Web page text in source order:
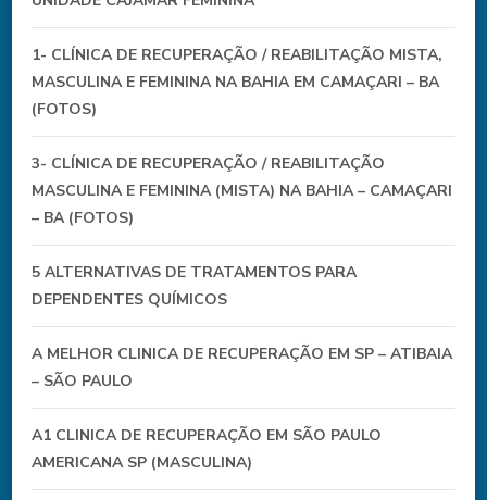
1- CLÍNICA DE RECUPERAÇÃO / REABILITAÇÃO MISTA,
MASCULINA E FEMININA NA BAHIA EM CAMAÇARI – BA
(FOTOS)
3- CLÍNICA DE RECUPERAÇÃO / REABILITAÇÃO
MASCULINA E FEMININA (MISTA) NA BAHIA – CAMAÇARI
– BA (FOTOS)
5 ALTERNATIVAS DE TRATAMENTOS PARA
DEPENDENTES QUÍMICOS
A MELHOR CLINICA DE RECUPERAÇÃO EM SP – ATIBAIA
– SÃO PAULO
A1 CLINICA DE RECUPERAÇÃO EM SÃO PAULO
AMERICANA SP (MASCULINA)